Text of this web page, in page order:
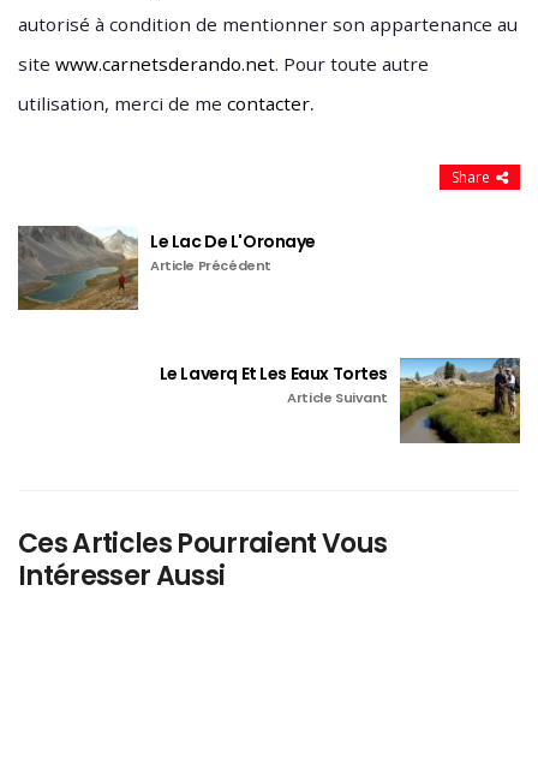
autorisé à condition de mentionner son appartenance au
site www.carnetsderando.net. Pour toute autre
utilisation, merci de me contacter.
Share
Le Lac De L'Oronaye
Article Précédent
Le Laverq Et Les Eaux Tortes
Article Suivant
Ces Articles Pourraient Vous
Intéresser Aussi